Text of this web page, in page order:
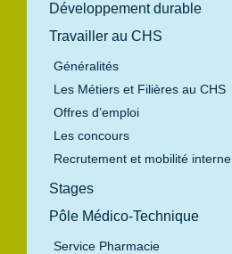
Développement durable
Travailler au CHS
Généralités
Les Métiers et Filières au CHS
Offres d’emploi
Les concours
Recrutement et mobilité interne
Stages
Pôle Médico-Technique
Service Pharmacie